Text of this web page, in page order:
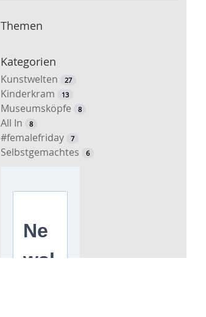
Themen
Kategorien
Kunstwelten 27
Kinderkram 13
Museumsköpfe 8
All In 8
#femalefriday 7
Selbstgemachtes 6